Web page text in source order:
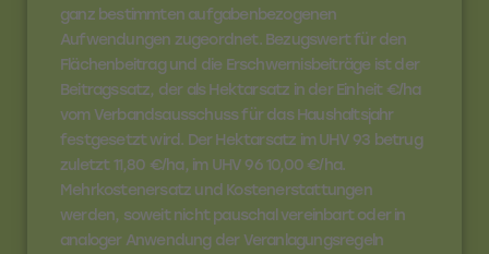
ganz bestimmten aufgabenbezogenen
Aufwendungen zugeordnet. Bezugswert für den
Flächenbeitrag und die Erschwernisbeiträge ist der
Beitragssatz, der als Hektarsatz in der Einheit €/ha
vom Verbandsausschuss für das Haushaltsjahr
festgesetzt wird. Der Hektarsatz im UHV 93 betrug
zuletzt 11,80 €/ha, im UHV 96 10,00 €/ha.
Mehrkostenersatz und Kostenerstattungen
werden, soweit nicht pauschal vereinbart oder in
analoger Anwendung der Veranlagungsregeln